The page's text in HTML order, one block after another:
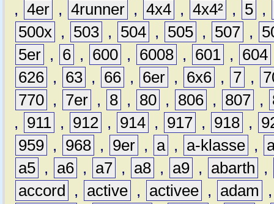
, 4er , 4runner , 4x4 , 4x4² , 5 ,
500x , 503 , 504 , 505 , 507 ,
5er , 6 , 600 , 6008 , 601 , 604
626 , 63 , 66 , 6er , 6x6 , 7 ,
770 , 7er , 8 , 80 , 806 , 807 ,
,
911 , 912 , 914 , 917 , 918 ,
959 , 968 , 9er , a , a-klasse ,
a5 , a6 , a7 , a8 , a9 , abarth
,
accord
, active , activee , adam